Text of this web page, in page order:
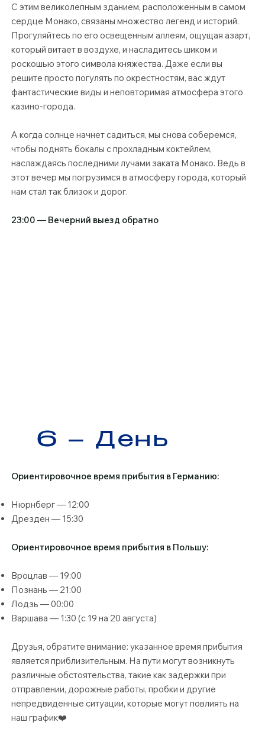
Ориентировочное время прибытия в Германию: ​
Нюрнберг — 12:00
Дрезден — 15:30
Ориентировочное время прибытия в Польшу:​
Вроцлав — 19:00
Познань — 21:00
Лодзь — 00:00
Варшава — 1:30 (с 19 на 20 августа)
Друзья, обратите внимание: указанное время прибытия
является приблизительным. На пути могут возникнуть
различные обстоятельства, такие как задержки при
отправлении, дорожные работы, пробки и другие
непредвиденные ситуации, которые могут повлиять на
наш график❤️
6 – День
С этим великолепным зданием, расположенным в самом
сердце Монако, связаны множество легенд и историй.
Прогуляйтесь по его освещенным аллеям, ощущая азарт,
который витает в воздухе, и насладитесь шиком и
роскошью этого символа княжества. Даже если вы
решите просто погулять по окрестностям, вас ждут
фантастические виды и неповторимая атмосфера этого
казино-города.
А когда солнце начнет садиться, мы снова соберемся,
чтобы поднять бокалы с прохладным коктейлем,
наслаждаясь последними лучами заката Монако. Ведь в
этот вечер мы погрузимся в атмосферу города, который
нам стал так близок и дорог.
23:00 — Вечерний выезд обратно